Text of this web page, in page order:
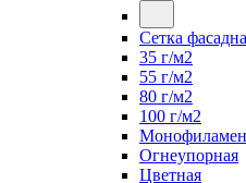
Сетка
35 г/м2
55 г/м2
80 г/м2
100 г/м2
Огнеупорная
Цветная